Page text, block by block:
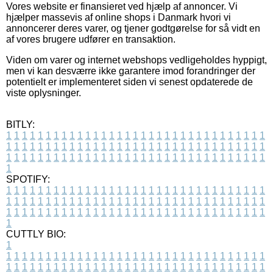
Vores website er finansieret ved hjælp af annoncer. Vi
hjælper massevis af online shops i Danmark hvori vi
annoncerer deres varer, og tjener godtgørelse for så vidt en
af vores brugere udfører en transaktion.
Viden om varer og internet webshops vedligeholdes hyppigt,
men vi kan desværre ikke garantere imod forandringer der
potentielt er implementeret siden vi senest opdaterede de
viste oplysninger.
BITLY:
1 1 1 1 1 1 1 1 1 1 1 1 1 1 1 1 1 1 1 1 1 1 1 1 1 1 1 1 1 1 1 1 1
1 1 1 1 1 1 1 1 1 1 1 1 1 1 1 1 1 1 1 1 1 1 1 1 1 1 1 1 1 1 1 1 1
1 1 1 1 1 1 1 1 1 1 1 1 1 1 1 1 1 1 1 1 1 1 1 1 1 1 1 1 1 1 1 1 1
1
SPOTIFY:
1 1 1 1 1 1 1 1 1 1 1 1 1 1 1 1 1 1 1 1 1 1 1 1 1 1 1 1 1 1 1 1 1
1 1 1 1 1 1 1 1 1 1 1 1 1 1 1 1 1 1 1 1 1 1 1 1 1 1 1 1 1 1 1 1 1
1 1 1 1 1 1 1 1 1 1 1 1 1 1 1 1 1 1 1 1 1 1 1 1 1 1 1 1 1 1 1 1 1
1
CUTTLY BIO:
1
1 1 1 1 1 1 1 1 1 1 1 1 1 1 1 1 1 1 1 1 1 1 1 1 1 1 1 1 1 1 1 1 1
1 1 1 1 1 1 1 1 1 1 1 1 1 1 1 1 1 1 1 1 1 1 1 1 1 1 1 1 1 1 1 1 1